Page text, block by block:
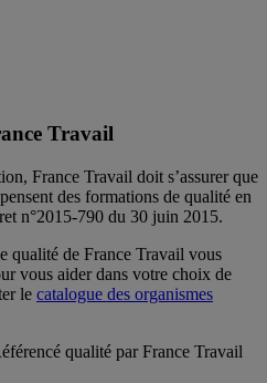
Travail
France Travail doit s’assurer que
des formations de qualité en
n°2015-790 du 30 juin 2015.
qualité de France Travail vous
vous aider dans votre choix de
le catalogue des organismes
qualité par France Travail